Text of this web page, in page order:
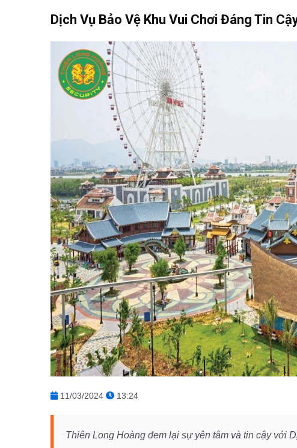
Dịch Vụ Bảo Vệ Khu Vui Chơi Đáng Tin
11/03/2024 13:24
Thiên Long Hoàng đem lại sự yên tâm và tin cậy với